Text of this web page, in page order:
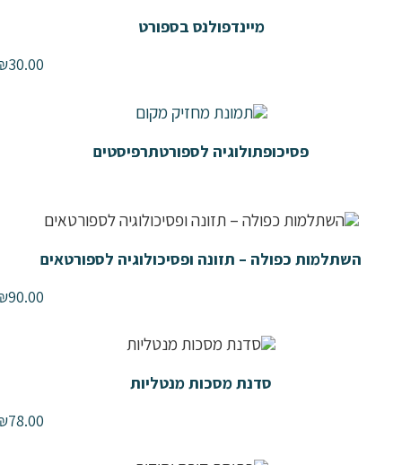
מיינדפולנס בספורט
₪30.00
פסיכופתולוגיה לספורטתרפיסטים
השתלמות כפולה – תזונה ופסיכולוגיה לספורטאים
₪90.00
סדנת מסכות מנטליות
₪78.00